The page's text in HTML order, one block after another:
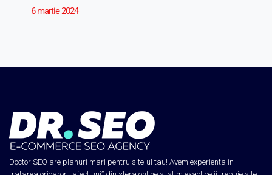
6 martie 2024
Doctor SEO are planuri mari pentru site-ul tau! Avem experienta in